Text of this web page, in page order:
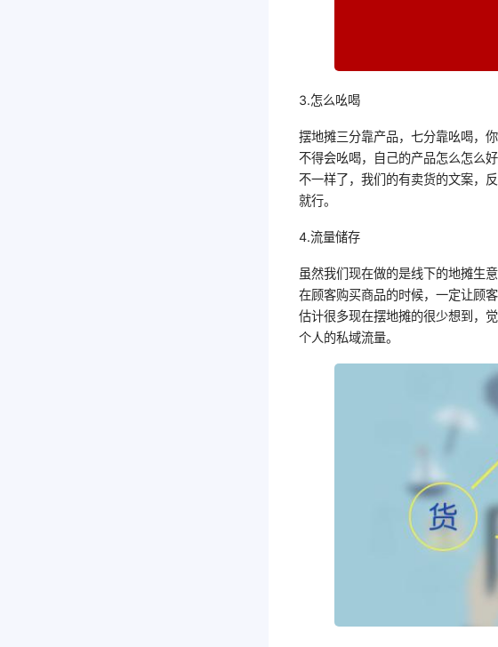
3.怎么吆喝
摆地摊三分靠产品，七分靠吆喝，
不得会吆喝，自己的产品怎么怎么
不一样了，我们的有卖货的文案，
就行。
4.流量储存
虽然我们现在做的是线下的地摊生
在顾客购买商品的时候，一定让顾
估计很多现在摆地摊的很少想到，
个人的私域流量。